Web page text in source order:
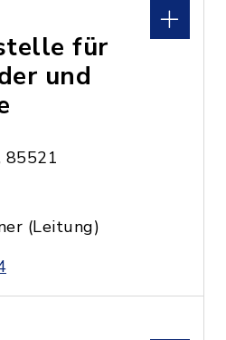
für
und
85521
(Leitung)